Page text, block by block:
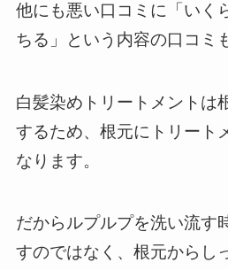
他にも悪い口コミに「いく
ちる」という内容の口コミ
白髪染めトリートメントは
するため、根元にトリート
なります。
だからルプルプを洗い流す
すのではなく、根元からし